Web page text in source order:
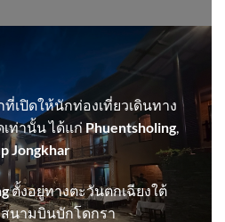
เปิดให้นักท่องเที่ยวเดินทาง
เท่านั้น ได้แก่Phuentsholing,
Jongkhar
ตั้งอยู่ทางตะวันตกเฉียงใต้
นามบินบักโดกรา